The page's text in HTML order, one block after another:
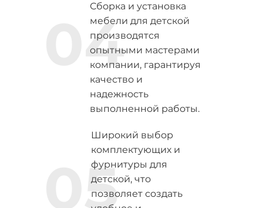
Сборка и установка
мебели для детской
производятся
опытными мастерами
компании, гарантируя
качество и
надежность
выполненной работы.
Широкий выбор
комплектующих и
фурнитуры для
детской, что
позволяет создать
04
05